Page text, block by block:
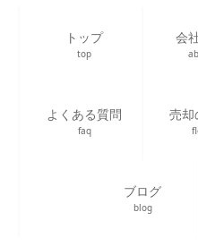
トップ
top
会
よくある質問
faq
売却
ブログ
blog